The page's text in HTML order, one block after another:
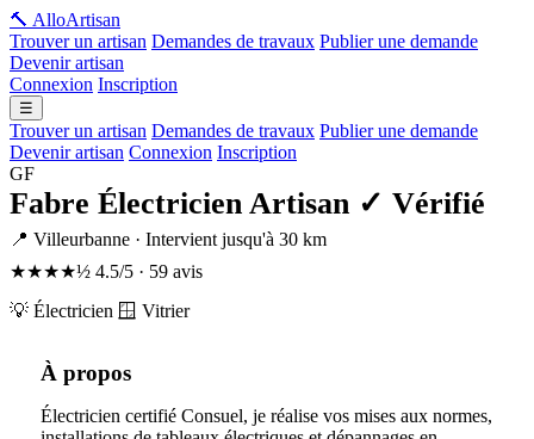
🔨 AlloArtisan
Trouver un artisan Demandes de travaux Publier une demande
Devenir artisan
Connexion Inscription
☰
Trouver un artisan Demandes de travaux Publier une demande
Devenir artisan Connexion Inscription
GF
Fabre Électricien Artisan ✓ Vérifié
📍 Villeurbanne · Intervient jusqu'à 30 km
★★★★½ 4.5/5 · 59 avis
💡 Électricien 🪟 Vitrier
À propos
Électricien certifié Consuel, je réalise vos mises aux normes,